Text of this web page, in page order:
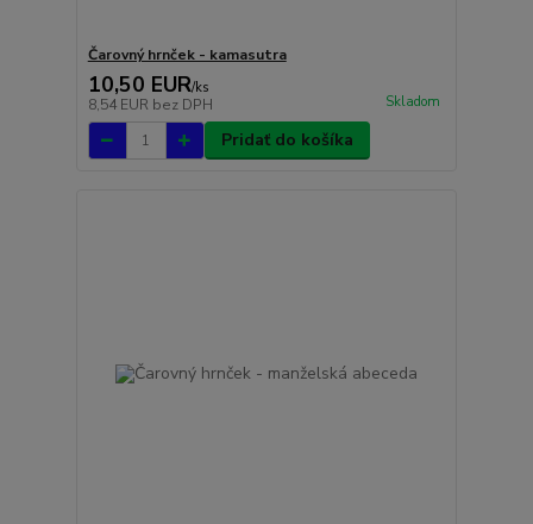
Čarovný hrnček - kamasutra
10,50 EUR/ks
8,54 EUR bez DPH Skladom
Pridať do košíka